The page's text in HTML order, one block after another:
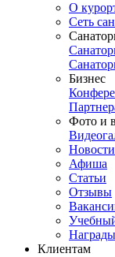
О
Сеть
Бизнес
Фото и
Новости
Афиша
Статьи
Отзывы
Награды
Клиентам